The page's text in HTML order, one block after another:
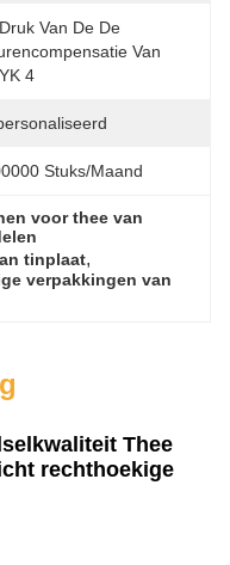
Van De De
Van
4
Stuks/maand
voor thee van
tinplaat,
verpakkingen van
Thee
rechthoekige